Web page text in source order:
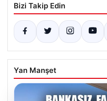
Bizi Takip Edin
Yan Manşet